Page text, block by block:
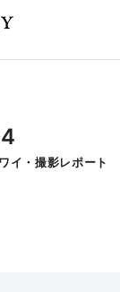
イ・撮影レポート